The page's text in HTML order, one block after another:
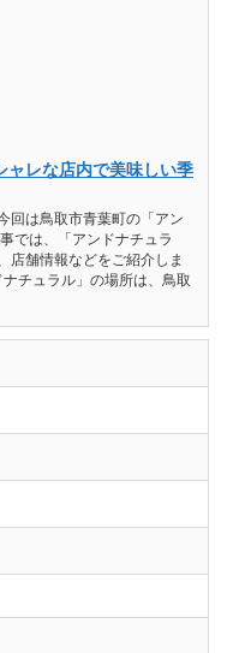
ャレな店内で美味しい季
回は鳥取市青葉町の「アン
では、「アンドナチュラ
店舗情報などをご紹介しま
チュラル」の場所は、鳥取